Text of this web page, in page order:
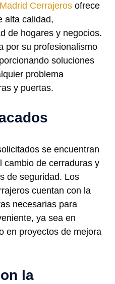
Madrid Cerrajeros ofrece
alta calidad,
de hogares y negocios.
por su profesionalismo
soluciones
problema
y puertas.
se encuentran
cambio de cerraduras y
de seguridad. Los
cuentan con la
necesarias para
ya sea en
en proyectos de mejora
la